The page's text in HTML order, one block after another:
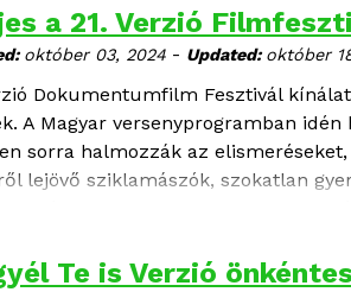
a 21. Verzió
október 03, 2024 - Updated:október
Dokumentumfilm Fesztivál
A Magyar versenyprogramban
sorra halmozzák az
lejövő sziklamászók, szokatlan
Te is Verzió